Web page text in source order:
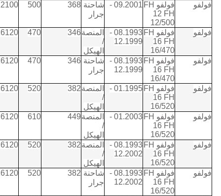
فولفو
فولفو FH
12 FH
12/500
09.2001 -
شاحنة
جرار
368
500
فولفو
فولفو FH
16 FH
16/470
08.1993 -
12.1999
المنصة
/
الهيكل
346
470
فولفو
فولفو FH
16 FH
16/470
08.1993 -
12.1999
شاحنة
جرار
346
470
فولفو
فولفو FH
16 FH
16/520
01.1995 -
المنصة
/
الهيكل
382
520
فولفو
فولفو FH
16 FH
16/520
01.2003 -
المنصة
/
الهيكل
449
610
فولفو
فولفو FH
16 FH
16/520
08.1993 -
12.2002
المنصة
/
الهيكل
382
520
فولفو
فولفو FH
16 FH
16/520
08.1993 -
12.2002
شاحنة
جرار
382
520